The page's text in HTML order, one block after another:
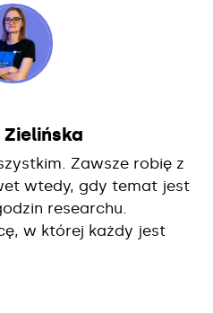
Zielińska
Zawsze robię z
wtedy, gdy temat jest
researchu.
w której każdy jest